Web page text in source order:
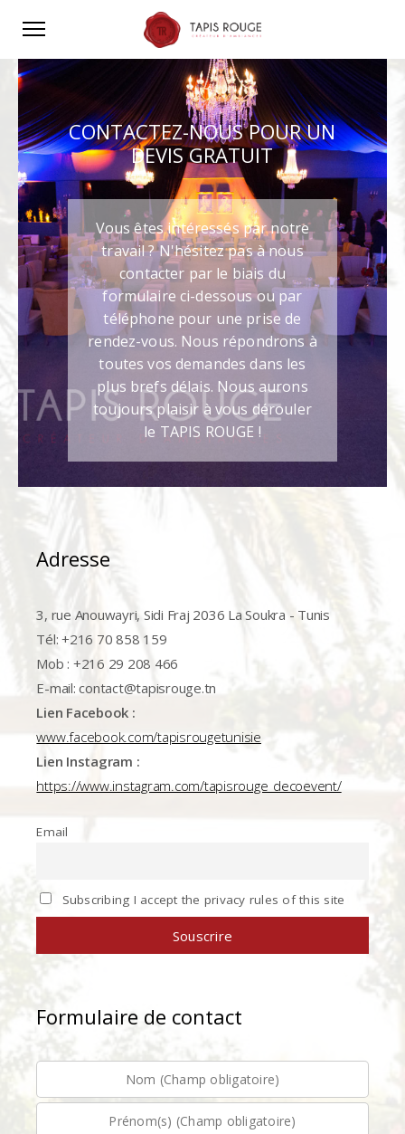
CONTACTEZ-NOUS POUR UN
DEVIS GRATUIT
Vous êtes intéressés par notre
travail ? N'hésitez pas à nous
contacter par le biais du
formulaire ci-dessous ou par
téléphone pour une prise de
rendez-vous. Nous répondrons à
toutes vos demandes dans les
plus brefs délais. Nous aurons
toujours plaisir à vous dérouler
le TAPIS ROUGE !
Adresse
3, rue Anouwayri, Sidi Fraj 2036 La Soukra - Tunis
Tél: +216 70 858 159
Mob : +216 29 208 466
E-mail: contact@tapisrouge.tn
Lien Facebook :
www.facebook.com/tapisrougetunisie
Lien Instagram :
https://www.instagram.com/tapisrouge_decoevent/
Email
Subscribing I accept the privacy rules of this site
Formulaire de contact